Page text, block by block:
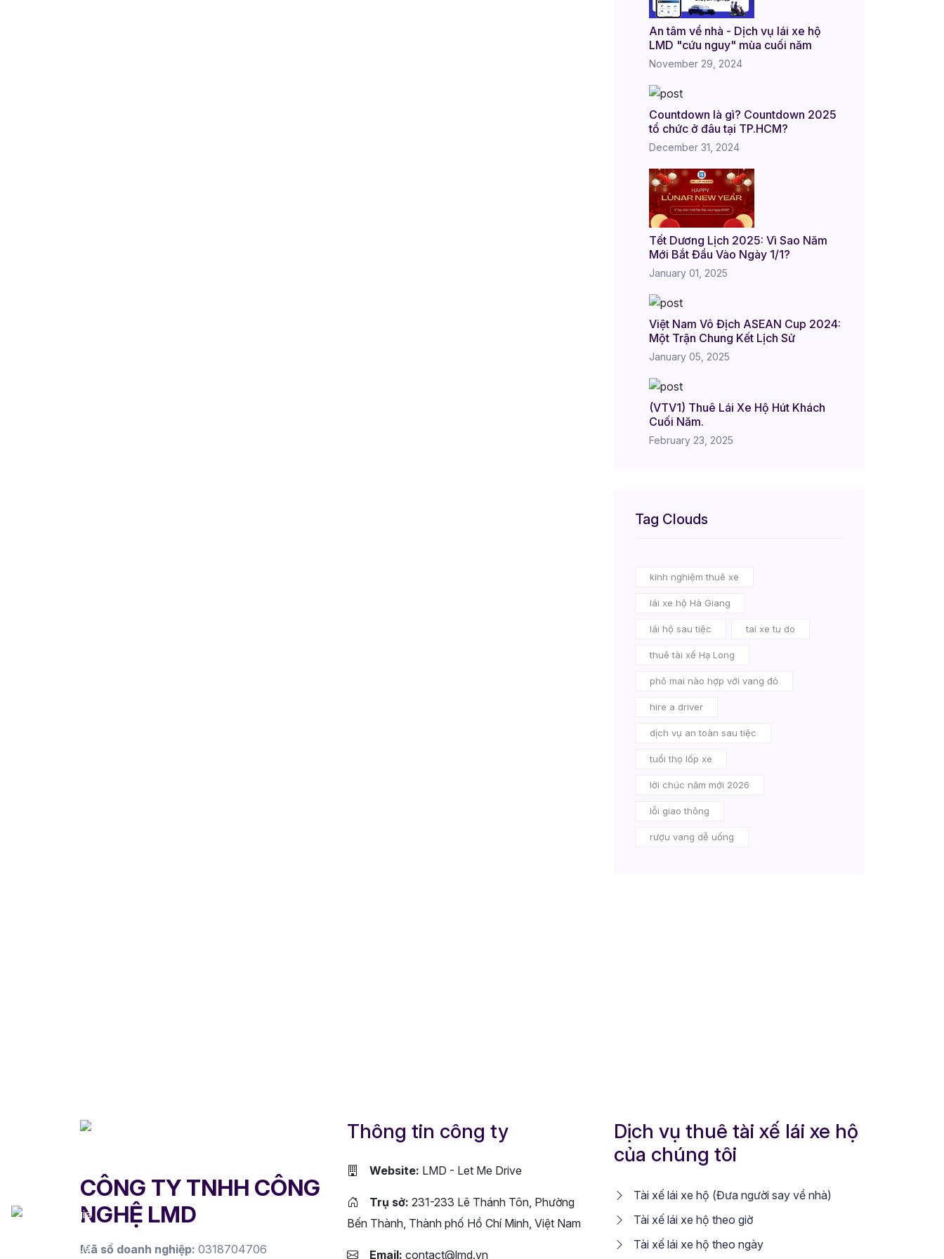
An tâm về nhà - Dịch vụ lái xe hộ
LMD "cứu nguy" mùa cuối năm
November 29, 2024
Countdown là gì? Countdown 2025
tổ chức ở đâu tại TP.HCM?
December 31, 2024
Tết Dương Lịch 2025: Vì Sao Năm
Mới Bắt Đầu Vào Ngày 1/1?
January 01, 2025
Việt Nam Vô Địch ASEAN Cup 2024:
Một Trận Chung Kết Lịch Sử
January 05, 2025
(VTV1) Thuê Lái Xe Hộ Hút Khách
Cuối Năm.
February 23, 2025
Tag Clouds
kinh nghiệm thuê xe
lái xe hộ Hà Giang
lái hộ sau tiệc tai xe tu do
thuê tài xế Hạ Long
phô mai nào hợp với vang đỏ
hire a driver
dịch vụ an toàn sau tiệc
tuổi thọ lốp xe
lời chúc năm mới 2026
lỗi giao thông
rượu vang dễ uống
CÔNG TY TNHH CÔNG
NGHỆ LMD
Mã số doanh nghiệp: 0318704706
Thông tin công ty
Website: LMD - Let Me Drive
Trụ sở: 231-233 Lê Thánh Tôn, Phường
Bến Thành, Thành phố Hồ Chí Minh, Việt Nam
Email: contact@lmd.vn
Dịch vụ thuê tài xế lái xe hộ
của chúng tôi
Tài xế lái xe hộ (Đưa người say về nhà)
Tài xế lái xe hộ theo giờ
Tài xế lái xe hộ theo ngày